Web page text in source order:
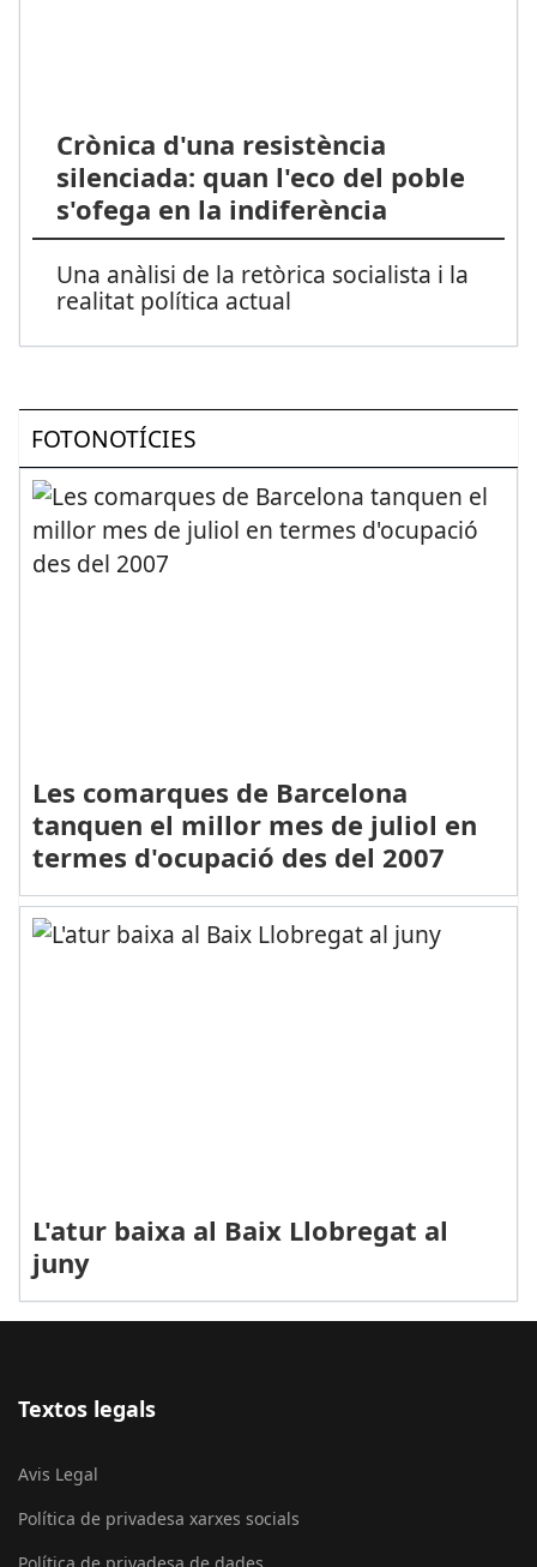
Crònica d'una resistència
silenciada: quan l'eco del poble
s'ofega en la indiferència
Una anàlisi de la retòrica socialista i la
realitat política actual
FOTONOTÍCIES
Les comarques de Barcelona
tanquen el millor mes de juliol en
termes d'ocupació des del 2007
L'atur baixa al Baix Llobregat al
juny
Textos legals
Avis Legal
Política de privadesa xarxes socials